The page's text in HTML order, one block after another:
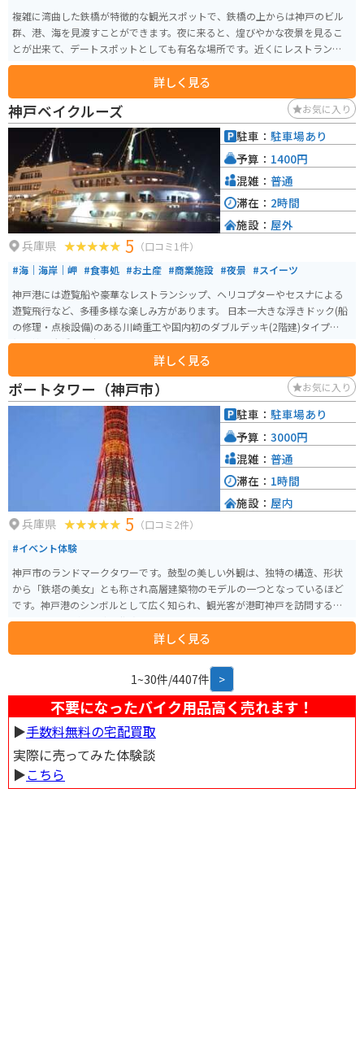
複雑に湾曲した鉄橋が特徴的な観光スポットで、鉄橋の上からは神戸のビル
群、港、海を見渡すことができます。夜に来ると、煌びやかな夜景を見るこ
とが出来て、デートスポットとしても有名な場所です。近くにレストランもあ
ったので、景色を眺めがら食事をとるのもよさそうです。
詳しく見る
神戸ベイクルーズ お気に入り
兵庫県 5 （口コミ1件）
#海｜海岸｜岬 #食事処 #お土産 #商業施設 #夜景 #スイーツ
神戸港には遊覧船や豪華なレストランシップ、ヘリコプターやセスナによる
遊覧飛行など、多種多様な楽しみ方があります。 日本一大きな浮きドック(船
の修理・点検設備)のある川崎重工や国内初のダブルデッキ(2階建)タイプの真
紅の神戸大橋の迫力には圧倒されます。
詳しく見る
駐車： 駐車場あり
予算： 1400円
混雑： 普通
滞在： 2時間
施設： 屋外
ポートタワー（神戸市） お気に入り
兵庫県 5 （口コミ2件）
#イベント体験
神戸市のランドマークタワーです。鼓型の美しい外観は、独特の構造、形状
から「鉄塔の美女」とも称され高層建築物のモデルの一つとなっているほど
です。神戸港のシンボルとして広く知られ、観光客が港町神戸を訪問する際
に、その多くが立ち寄る拠点ともなっています。
詳しく見る
駐車： 駐車場あり
予算： 3000円
混雑： 普通
滞在： 1時間
施設： 屋内
1~30件/4407件 >
不要になったバイク用品高く売れます！
▶︎手数料無料の宅配買取
実際に売ってみた体験談
▶︎こちら